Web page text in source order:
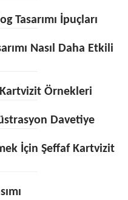
Tasarımı İpuçları
Nasıl Daha Etkili
Örnekleri
Davetiye
İçin Şeffaf Kartvizit